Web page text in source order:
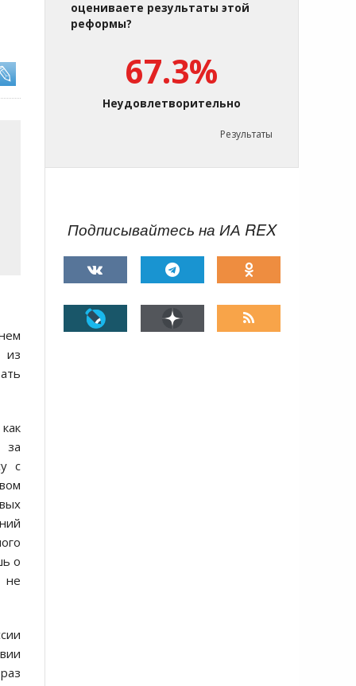
из
за
с
о
не
оцениваете результаты этой
реформы?
67.3%
Неудовлетворительно
Результаты
Подписывайтесь на ИА REX